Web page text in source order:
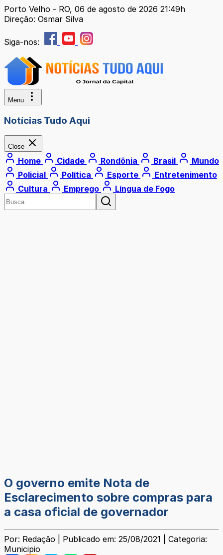
Porto Velho - RO, 06 de agosto de 2026 21:49h
Direção: Osmar Silva
Siga-nos:
Menu
Notícias Tudo Aqui
Close
Home Cidade Rondônia Brasil
Mundo
Policial
Política Esporte
Entretenimento
Cultura
Emprego Língua de Fogo
O governo emite Nota de
Esclarecimento sobre compras para
a casa oficial de governador
Por: Redação | Publicado em: 25/08/2021 | Categoria:
Municipio